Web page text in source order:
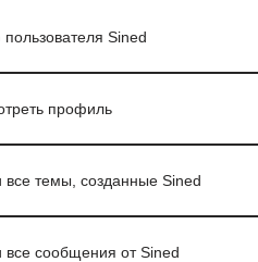
Sined
профиль
все темы, созданные Sined
все сообщения от Sined